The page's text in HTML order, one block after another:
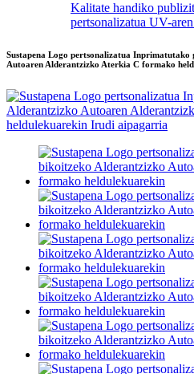
Kalitate handiko
pertsonalizatua UV-
Sustapena Logo pertsonalizatua Inprimatutako
Autoaren Alderantzizko Aterkia C formako